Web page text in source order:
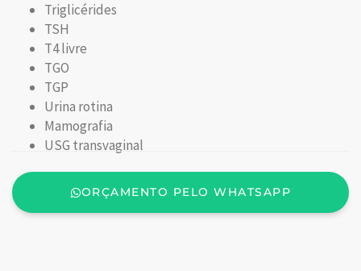
Triglicérides
TSH
T4 livre
TGO
TGP
Urina rotina
Mamografia
USG transvaginal
ORÇAMENTO PELO WHATSAPP